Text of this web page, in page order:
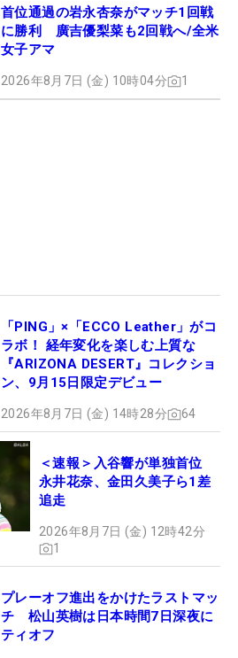
首位通過の岩永杏奈がマッチ1回戦
に勝利 廣吉優梨菜も2回戦へ/全米
女子アマ
2026年8月7日 (金) 10時04分 1
「PING」×「ECCO Leather」がコ
ラボ！ 経年変化を楽しむ上質な
『ARIZONA DESERT』コレクショ
ン、9月15日限定デビュー
2026年8月7日 (金) 14時28分 64
＜速報＞入谷響が単独首位
永井花奈、金田久美子ら1差
追走
2026年8月7日 (金) 12時42分
1
プレーオフ進出をかけたラストマッ
チ 松山英樹は日本時間7日深夜に
ティオフ